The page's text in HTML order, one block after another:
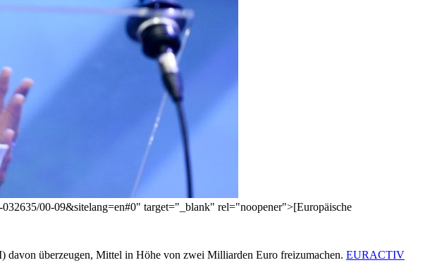
00-09&sitelang=en#0" target="_blank" rel="noopener">[Europäische
überzeugen, Mittel in Höhe von zwei Milliarden Euro freizumachen. EURACTIV